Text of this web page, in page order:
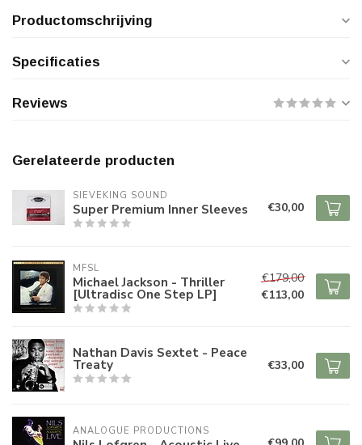
Productomschrijving
Specificaties
Reviews
Gerelateerde producten
SIEVEKING SOUND
Super Premium Inner Sleeves €30,00
MFSL
Michael Jackson - Thriller
[Ultradisc One Step LP]
€179,00
€113,00
Nathan Davis Sextet - Peace
Treaty €33,00
ANALOGUE PRODUCTIONS